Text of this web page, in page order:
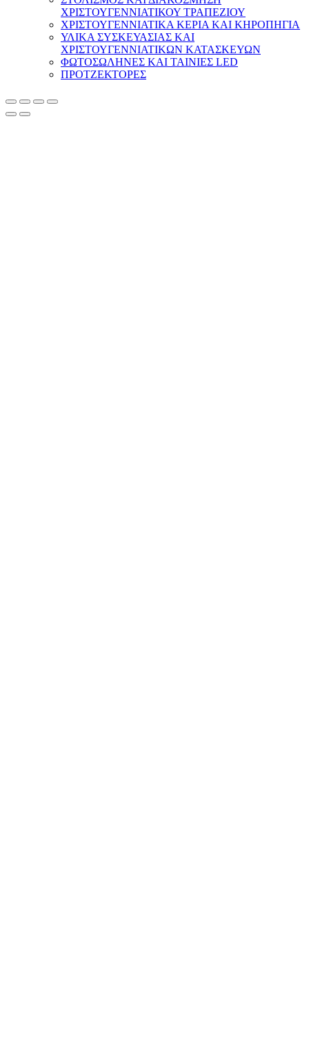
ΧΡΙΣΤΟΥΓΕΝΝΙΑΤΙΚΟΥ ΤΡΑΠΕΖΙΟΥ
ΧΡΙΣΤΟΥΓΕΝΝΙΑΤΙΚΑ ΚΕΡΙΑ ΚΑΙ ΚΗΡΟΠΗΓΙΑ
ΥΛΙΚΑ ΣΥΣΚΕΥΑΣΙΑΣ ΚΑΙ
ΧΡΙΣΤΟΥΓΕΝΝΙΑΤΙΚΩΝ ΚΑΤΑΣΚΕΥΩΝ
ΦΩΤΟΣΩΛΗΝΕΣ ΚΑΙ ΤΑΙΝΙΕΣ LED
ΠΡΟΤΖΕΚΤΟΡΕΣ